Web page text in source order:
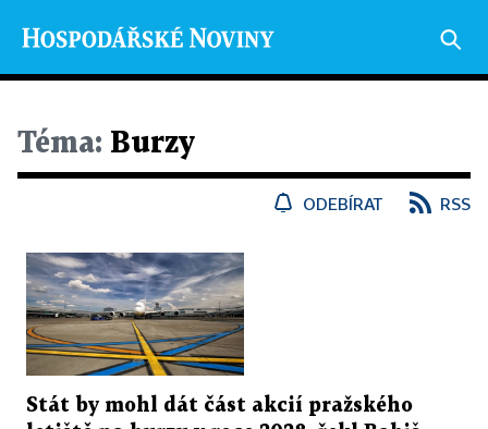
Téma: Burzy
ODEBÍRAT RSS
Stát by mohl dát část akcií pražského